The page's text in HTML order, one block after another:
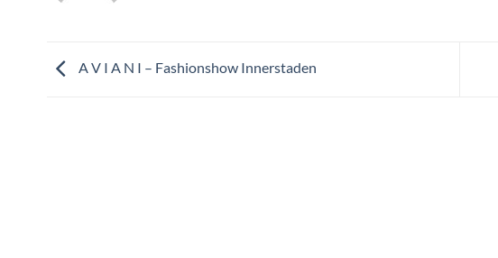
A V I A N I – Fashionshow Innerstaden